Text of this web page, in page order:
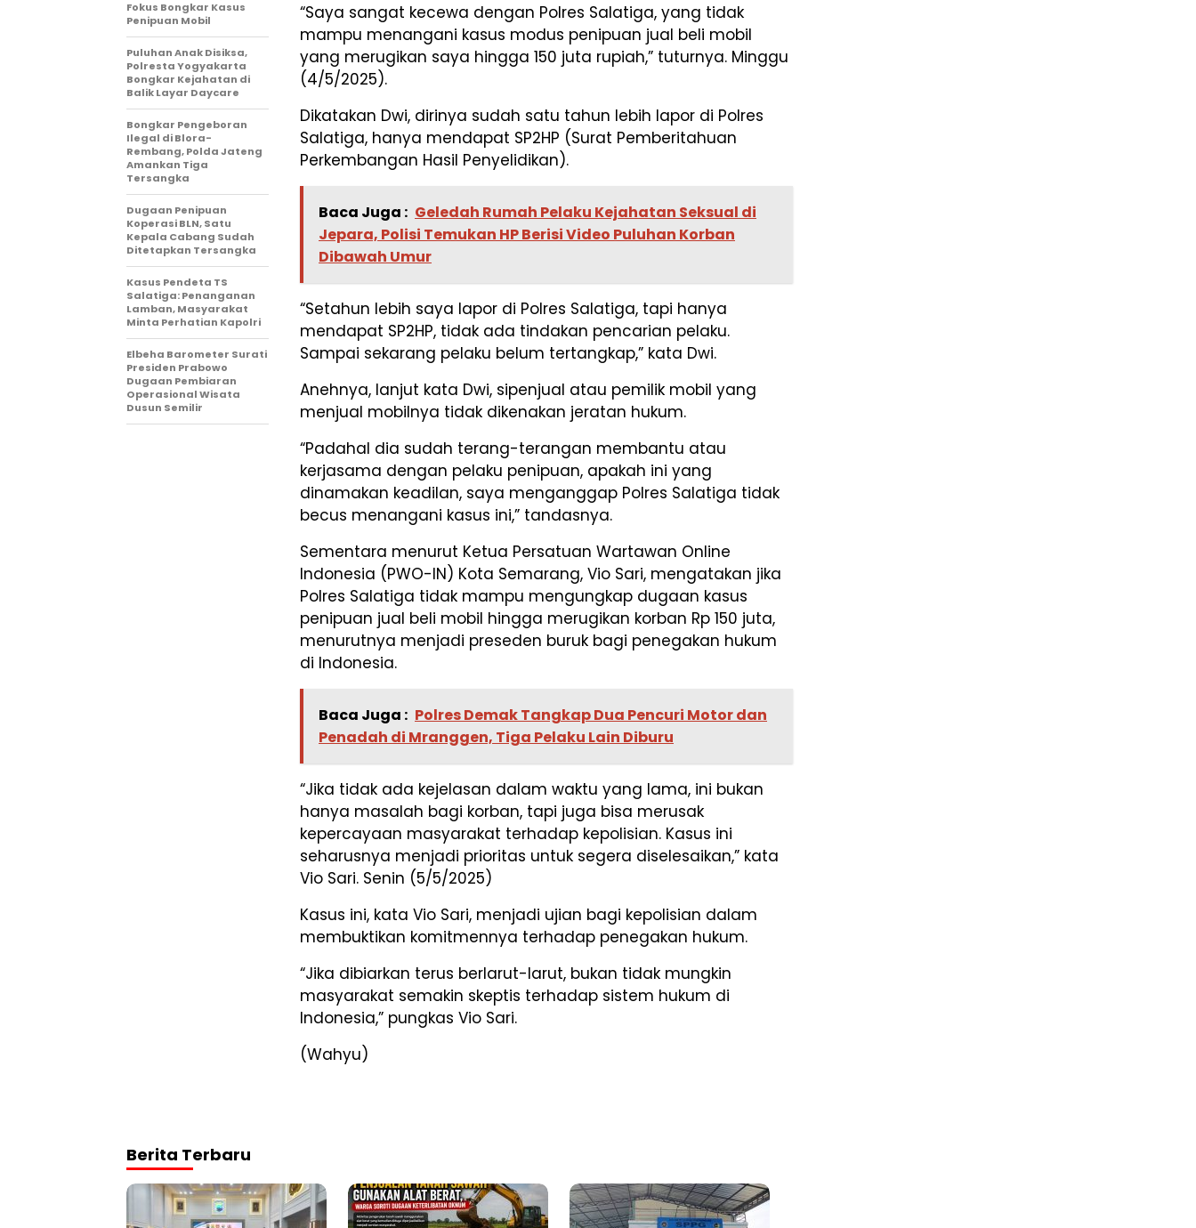
“Saya sangat kecewa dengan Polres Salatiga, yang tidak
mampu menangani kasus modus penipuan jual beli mobil
yang merugikan saya hingga 150 juta rupiah,” tuturnya. Minggu
(4/5/2025).
Dikatakan Dwi, dirinya sudah satu tahun lebih lapor di Polres
Salatiga, hanya mendapat SP2HP (Surat Pemberitahuan
Perkembangan Hasil Penyelidikan).
Baca Juga : Geledah Rumah Pelaku Kejahatan Seksual di
Jepara, Polisi Temukan HP Berisi Video Puluhan Korban
Dibawah Umur
“Setahun lebih saya lapor di Polres Salatiga, tapi hanya
mendapat SP2HP, tidak ada tindakan pencarian pelaku.
Sampai sekarang pelaku belum tertangkap,” kata Dwi.
Anehnya, lanjut kata Dwi, sipenjual atau pemilik mobil yang
menjual mobilnya tidak dikenakan jeratan hukum.
“Padahal dia sudah terang-terangan membantu atau
kerjasama dengan pelaku penipuan, apakah ini yang
dinamakan keadilan, saya menganggap Polres Salatiga tidak
becus menangani kasus ini,” tandasnya.
Sementara menurut Ketua Persatuan Wartawan Online
Indonesia (PWO-IN) Kota Semarang, Vio Sari, mengatakan jika
Polres Salatiga tidak mampu mengungkap dugaan kasus
penipuan jual beli mobil hingga merugikan korban Rp 150 juta,
menurutnya menjadi preseden buruk bagi penegakan hukum
di Indonesia.
Baca Juga : Polres Demak Tangkap Dua Pencuri Motor dan
Penadah di Mranggen, Tiga Pelaku Lain Diburu
“Jika tidak ada kejelasan dalam waktu yang lama, ini bukan
hanya masalah bagi korban, tapi juga bisa merusak
kepercayaan masyarakat terhadap kepolisian. Kasus ini
seharusnya menjadi prioritas untuk segera diselesaikan,” kata
Vio Sari. Senin (5/5/2025)
Kasus ini, kata Vio Sari, menjadi ujian bagi kepolisian dalam
membuktikan komitmennya terhadap penegakan hukum.
“Jika dibiarkan terus berlarut-larut, bukan tidak mungkin
masyarakat semakin skeptis terhadap sistem hukum di
Indonesia,” pungkas Vio Sari.
(Wahyu)
Fokus Bongkar Kasus
Penipuan Mobil
Puluhan Anak Disiksa,
Polresta Yogyakarta
Bongkar Kejahatan di
Balik Layar Daycare
Bongkar Pengeboran
Ilegal di Blora-
Rembang, Polda Jateng
Amankan Tiga
Tersangka
Dugaan Penipuan
Koperasi BLN, Satu
Kepala Cabang Sudah
Ditetapkan Tersangka
Kasus Pendeta TS
Salatiga: Penanganan
Lamban, Masyarakat
Minta Perhatian Kapolri
Elbeha Barometer Surati
Presiden Prabowo
Dugaan Pembiaran
Operasional Wisata
Dusun Semilir
Berita Terbaru